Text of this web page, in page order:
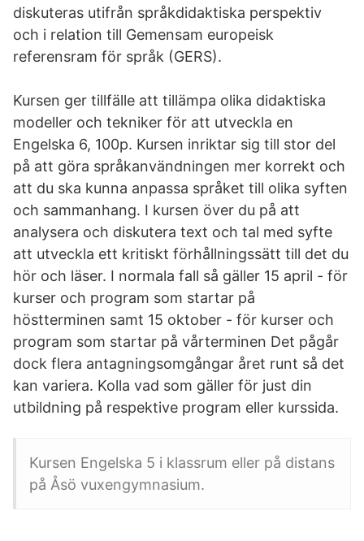
diskuteras utifrån språkdidaktiska perspektiv
och i relation till Gemensam europeisk
referensram för språk (GERS).
Kursen ger tillfälle att tillämpa olika didaktiska
modeller och tekniker för att utveckla en
Engelska 6, 100p. Kursen inriktar sig till stor del
på att göra språkanvändningen mer korrekt och
att du ska kunna anpassa språket till olika syften
och sammanhang. I kursen över du på att
analysera och diskutera text och tal med syfte
att utveckla ett kritiskt förhållningssätt till det du
hör och läser. I normala fall så gäller 15 april - för
kurser och program som startar på
höstterminen samt 15 oktober - för kurser och
program som startar på vårterminen Det pågår
dock flera antagningsomgångar året runt så det
kan variera. Kolla vad som gäller för just din
utbildning på respektive program eller kurssida.
Kursen Engelska 5 i klassrum eller på distans
på Åsö vuxengymnasium.